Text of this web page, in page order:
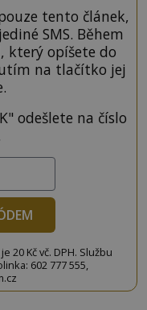
tento článek,
SMS. Během
který opíšete do
na tlačítko jej
odešlete na číslo
20 Kč vč. DPH. Službu
602 777 555,